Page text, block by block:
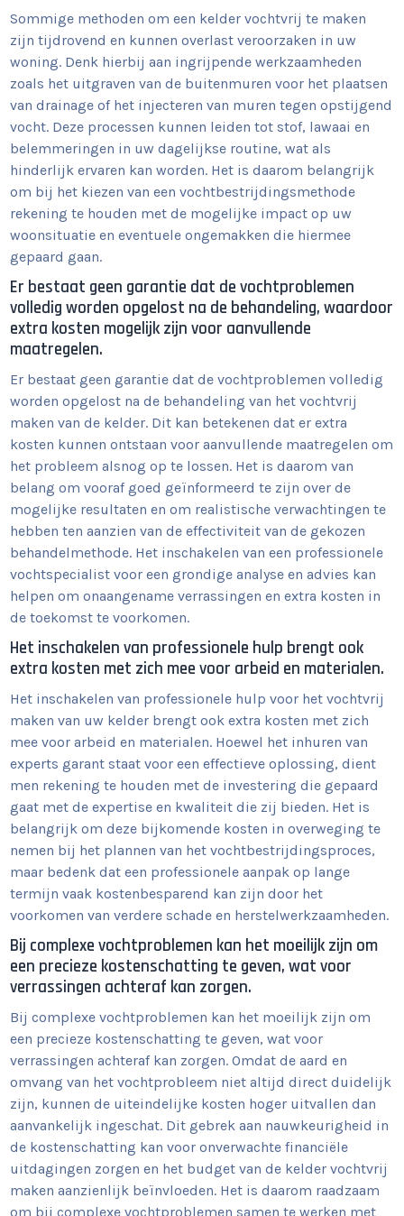
Sommige methoden om een kelder vochtvrij te maken
zijn tijdrovend en kunnen overlast veroorzaken in uw
woning. Denk hierbij aan ingrijpende werkzaamheden
zoals het uitgraven van de buitenmuren voor het plaatsen
van drainage of het injecteren van muren tegen opstijgend
vocht. Deze processen kunnen leiden tot stof, lawaai en
belemmeringen in uw dagelijkse routine, wat als
hinderlijk ervaren kan worden. Het is daarom belangrijk
om bij het kiezen van een vochtbestrijdingsmethode
rekening te houden met de mogelijke impact op uw
woonsituatie en eventuele ongemakken die hiermee
gepaard gaan.
Er bestaat geen garantie dat de vochtproblemen
volledig worden opgelost na de behandeling, waardoor
extra kosten mogelijk zijn voor aanvullende
maatregelen.
Er bestaat geen garantie dat de vochtproblemen volledig
worden opgelost na de behandeling van het vochtvrij
maken van de kelder. Dit kan betekenen dat er extra
kosten kunnen ontstaan voor aanvullende maatregelen om
het probleem alsnog op te lossen. Het is daarom van
belang om vooraf goed geïnformeerd te zijn over de
mogelijke resultaten en om realistische verwachtingen te
hebben ten aanzien van de effectiviteit van de gekozen
behandelmethode. Het inschakelen van een professionele
vochtspecialist voor een grondige analyse en advies kan
helpen om onaangename verrassingen en extra kosten in
de toekomst te voorkomen.
Het inschakelen van professionele hulp brengt ook
extra kosten met zich mee voor arbeid en materialen.
Het inschakelen van professionele hulp voor het vochtvrij
maken van uw kelder brengt ook extra kosten met zich
mee voor arbeid en materialen. Hoewel het inhuren van
experts garant staat voor een effectieve oplossing, dient
men rekening te houden met de investering die gepaard
gaat met de expertise en kwaliteit die zij bieden. Het is
belangrijk om deze bijkomende kosten in overweging te
nemen bij het plannen van het vochtbestrijdingsproces,
maar bedenk dat een professionele aanpak op lange
termijn vaak kostenbesparend kan zijn door het
voorkomen van verdere schade en herstelwerkzaamheden.
Bij complexe vochtproblemen kan het moeilijk zijn om
een precieze kostenschatting te geven, wat voor
verrassingen achteraf kan zorgen.
Bij complexe vochtproblemen kan het moeilijk zijn om
een precieze kostenschatting te geven, wat voor
verrassingen achteraf kan zorgen. Omdat de aard en
omvang van het vochtprobleem niet altijd direct duidelijk
zijn, kunnen de uiteindelijke kosten hoger uitvallen dan
aanvankelijk ingeschat. Dit gebrek aan nauwkeurigheid in
de kostenschatting kan voor onverwachte financiële
uitdagingen zorgen en het budget van de kelder vochtvrij
maken aanzienlijk beïnvloeden. Het is daarom raadzaam
om bij complexe vochtproblemen samen te werken met